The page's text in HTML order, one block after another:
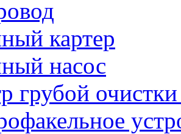
картер
насос
грубой